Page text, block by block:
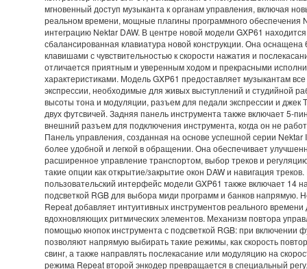
мгновенный доступ музыканта к органам управления, включая
реальном времени, мощные плагины программного обеспечения
интеграцию Nektar DAW. В центре новой модели GXP61
сбалансированная клавиатура новой конструкции. Она
клавишами с чувствительностью к скорости нажатия и
отличается приятным и уверенным ходом и прекрасными
характеристиками. Модель GXP61 предоставляет музыкантам
экспрессии, необходимые для живых выступлений и студийной
высоты тона и модуляции, разъем для педали экспрессии и джек
двух футсвичей. Задняя панель инструмента также включает 5-
внешний разъем для подключения инструмента, когда он не
Панель управления, созданная на основе успешной серии Nektar
более удобной и легкой в обращении. Она обеспечивает
расширенное управление транспортом, выбор треков и
такие опции как открытие/закрытие окон DAW и навигация
пользовательский интерфейс модели GXP61 также включает 14
подсветкой RGB для выбора миди программ и банков напрямую.
Repeat добавляет интуитивных инструментов реального времени
вдохновляющих ритмических элементов. Механизм повтора
помощью кнопок инструмента с подсветкой RGB: при включении
позволяют напрямую выбирать такие режимы, как скорость
свинг, а также направлять послекасание или модуляцию на
режима Repeat второй энкодер превращается в специальный